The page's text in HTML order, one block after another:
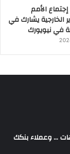
الأمم
الخارجية يشارك في
في نيويورك
… وعملاء بنكك